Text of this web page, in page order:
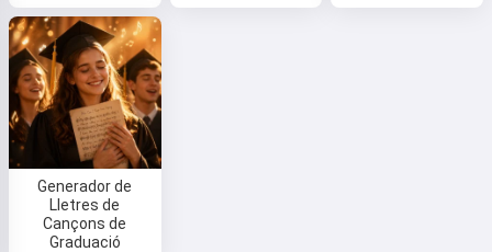
Generador de
Lletres de
Cançons de
Graduació